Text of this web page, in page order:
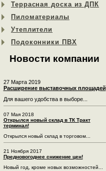
Террасная доска из ДПК
Пиломатериалы
Утеплители
Подоконники ПВХ
Новости компании
27 Марта 2019
Расширение выставочных площадей
Для вашего удобства в выборе...
07 Мая 2018
Открылся новый склад в ТК Тракт
терминал!
Открылся новый склад в торговом...
21 Ноября 2017
Предновогоднее снижение цен!
Новый год, кроме новых возможностей...